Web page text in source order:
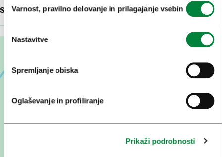
soglasja
Varnost, pravilno delovanje in prilagajanje vsebin
Nastavitve
Spremljanje obiska
Oglaševanje in profiliranje
Prikaži podrobnosti
Spletna stran:Terme Snovik